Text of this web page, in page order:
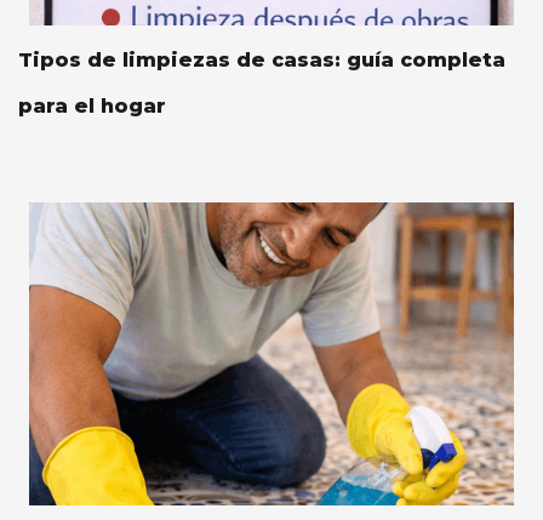
Tipos de limpiezas de casas: guía completa
para el hogar